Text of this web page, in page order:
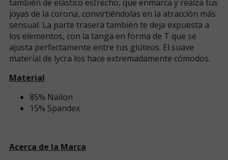
también de elástico estrecho, que enmarca y realza tus
joyas de la corona, convirtiéndolas en la atracción más
sensual. La parte trasera también te deja expuesta a
los elementos, con la tanga en forma de T que se
ajusta perfectamente entre tus glúteos. El suave
material de lycra los hace extremadamente cómodos.
Material
85% Nailon
15% Spandex
Acerca de la Marca